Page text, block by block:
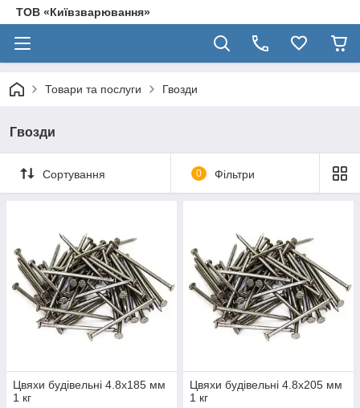
ТОВ «Київзварювання»
Товари та послуги Гвозди
Гвозди
Сортування 0 Фільтри
Цвяхи будівельні 4.8х185 мм
1 кг
Цвяхи будівельні 4.8х205 мм
1 кг